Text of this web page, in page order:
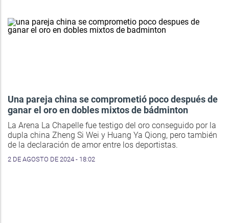
Una pareja china se comprometió poco después de
ganar el oro en dobles mixtos de bádminton
La Arena La Chapelle fue testigo del oro conseguido por la
dupla china Zheng Si Wei y Huang Ya Qiong, pero también
de la declaración de amor entre los deportistas.
2 DE AGOSTO DE 2024 - 18:02